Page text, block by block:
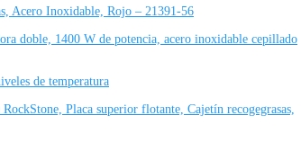
Acero Inoxidable, Rojo – 21391-56
doble, 1400 W de potencia, acero inoxidable cepillado
de temperatura
Placa superior flotante, Cajetín recogegrasas,